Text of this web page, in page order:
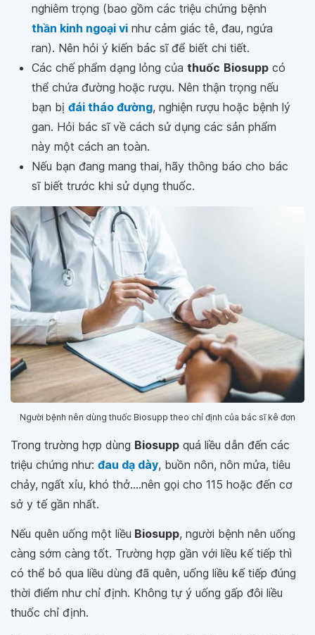
nghiêm trọng (bao gồm các triệu chứng bệnh
thần kinh ngoại vi như cảm giác tê, đau, ngứa
ran). Nên hỏi ý kiến ​​bác sĩ để biết chi tiết.
Các chế phẩm dạng lỏng của thuốc Biosupp có
thể chứa đường hoặc rượu. Nên thận trọng nếu
bạn bị đái tháo đường, nghiện rượu hoặc bệnh lý
gan. Hỏi bác sĩ về cách sử dụng các sản phẩm
này một cách an toàn.
Nếu bạn đang mang thai, hãy thông báo cho bác
sĩ biết trước khi sử dụng thuốc.
Người bệnh nên dùng thuốc Biosupp theo chỉ định của bác sĩ kê đơn
Trong trường hợp dùng Biosupp quá liều dẫn đến các
triệu chứng như: đau dạ dày, buồn nôn, nôn mửa, tiêu
chảy, ngất xỉu, khó thở....nên gọi cho 115 hoặc đến cơ
sở y tế gần nhất.
Nếu quên uống một liều Biosupp, người bệnh nên uống
càng sớm càng tốt. Trường hợp gần với liều kế tiếp thì
có thể bỏ qua liều dùng đã quên, uống liều kế tiếp đúng
thời điểm như chỉ định. Không tự ý uống gấp đôi liều
thuốc chỉ định.